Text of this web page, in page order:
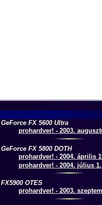
FX 5600 Ultra
prohardver! - 2003.
FX 5800 DOTH
prohardver! - 2004. április
prohardver! - 2004. július 1.
OTES
prohardver! - 2003.